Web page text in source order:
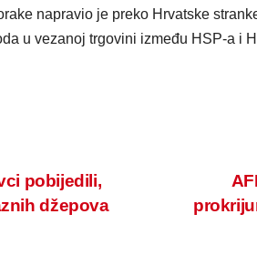
napravio je preko Hrvatske
u vezanoj trgovini između HSP-a i
pobijedili,
džepova